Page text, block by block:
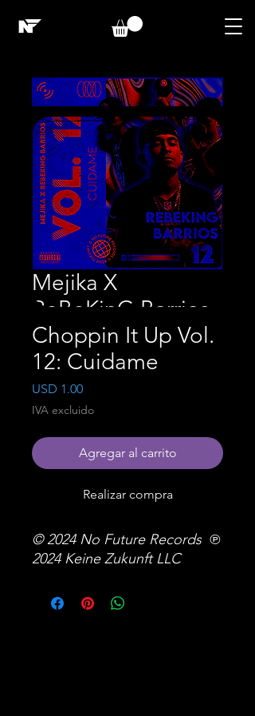
Mejika X
ReBeKinG Barrios -
Choppin It Up Vol.
12: Cuidame
USD 1.00Precio
IVA excluido
Agregar al carrito
Realizar compra
© 2024 No Future Records ℗
2024 Keine Zukunft LLC